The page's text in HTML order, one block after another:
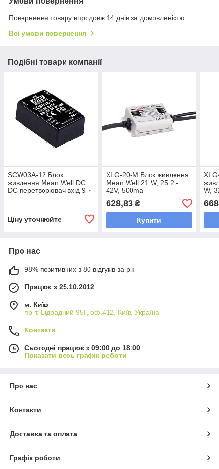
Повернення товару впродовж 14 днів за домовленістю
Всі умови повернення
Подібні товари компанії
SCW03A-12 Блок
живлення Mean Well DC
DC перетворювач вхід 9 ~
Ціну уточнюйте
XLG-20-M Блок живлення
Mean Well 21 W, 25.2 -
42V, 500ma
628,83₴
Купити
W,
Про нас
98% позитивних з 80 відгуків за рік
Працює з 25.10.2012
м. Київ
пр-т. Відрадний 95Г, оф.412, Київ, Україна
Контакти
Сьогодні працює з 09:00 до 18:00
Показати весь графік роботи
Про нас
Контакти
Доставка та оплата
Графік роботи